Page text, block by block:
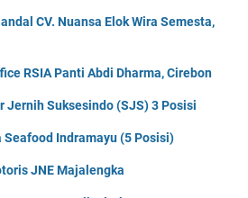
CV. Nuansa Elok Wira Semesta,
RSIA Panti Abdi Dharma, Cirebon
Jernih Suksesindo (SJS) 3 Posisi
Seafood Indramayu (5 Posisi)
JNE Majalengka